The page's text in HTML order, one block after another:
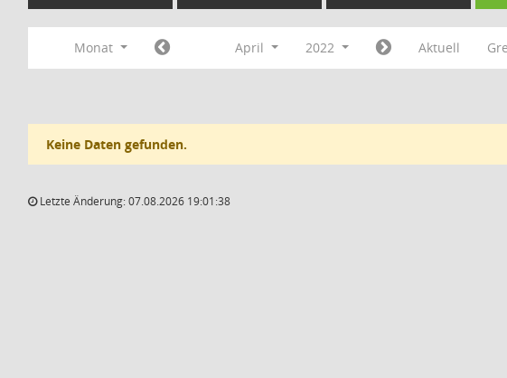
Monat April 2022 Aktuell
Keine Daten gefunden.
Letzte Änderung: 07.08.2026 19:01:38